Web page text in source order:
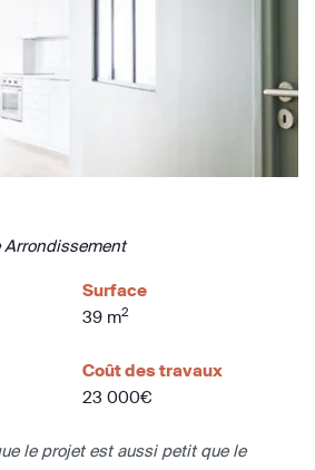
Arrondissement
Surface
39 m2
Coût des travaux
23 000€
le projet est aussi petit que le